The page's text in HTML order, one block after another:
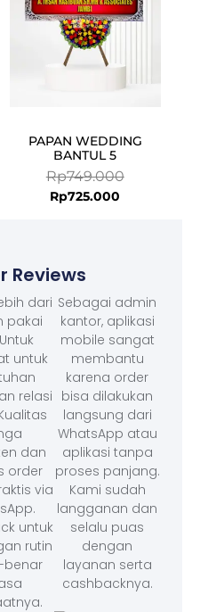
PAPAN WEDDING
BANTUL 5
Rp749.000
Rp725.000
Reviews
dari
pakai
untuk
relasi
dan
order
via
untuk
rutin
benar
Sebagai admin
kantor, aplikasi
mobile sangat
membantu
karena order
bisa dilakukan
langsung dari
WhatsApp atau
aplikasi tanpa
proses panjang.
Kami sudah
langganan dan
selalu puas
dengan
layanan serta
cashbacknya.